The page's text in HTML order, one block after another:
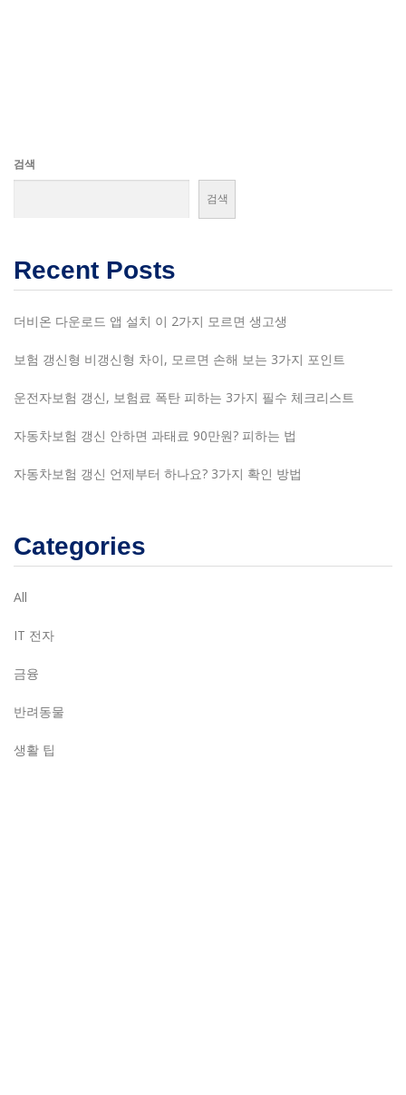
검색
검색
Recent Posts
더비온 다운로드 앱 설치 이 2가지 모르면 생고생
보험 갱신형 비갱신형 차이, 모르면 손해 보는 3가지 포인트
운전자보험 갱신, 보험료 폭탄 피하는 3가지 필수 체크리스트
자동차보험 갱신 안하면 과태료 90만원? 피하는 법
자동차보험 갱신 언제부터 하나요? 3가지 확인 방법
Categories
All
IT 전자
금융
반려동물
생활 팁